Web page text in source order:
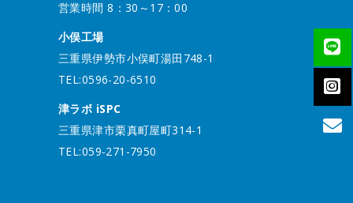
営業時間 8：30～17：00
小俣工場
三重県伊勢市小俣町湯田748-1
TEL:0596-20-6510
津ラボ iSPC
三重県津市栗真町屋町314-1
TEL:059-271-7950